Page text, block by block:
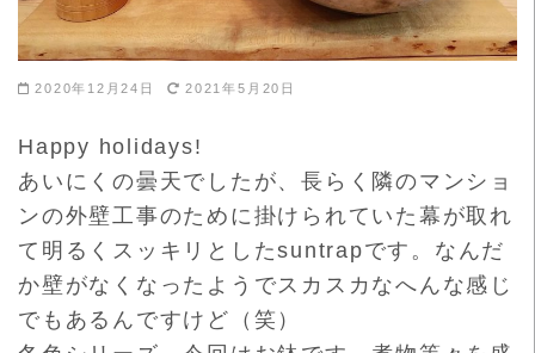
2020年12月24日 2021年5月20日
Happy holidays!
あいにくの曇天でしたが、長らく隣のマンショ
ンの外壁工事のために掛けられていた幕が取れ
て明るくスッキリとしたsuntrapです。なんだ
か壁がなくなったようでスカスカなへんな感じ
でもあるんですけど（笑）